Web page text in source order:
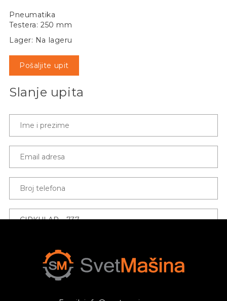
Pneumatika
Testera: 250 mm
Lager: Na lageru
Pošaljite upit
Slanje upita